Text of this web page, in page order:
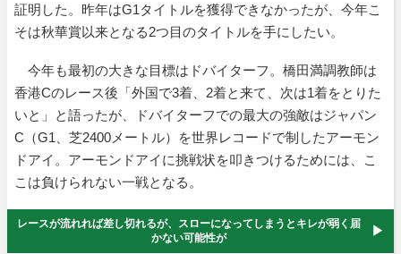
証明した。昨年はG1タイトルを獲得できなかったが、今年こ
そは秋華賞以来となる2つ目のタイトルを手にしたい。
今年も最初の大きな目標はドバイターフ。橋田満調教師は
香港Cのレース後「外国で3着、2着と来て、次は1着をとりた
いと」と語ったが、ドバイターフでの最大の強敵はジャパン
C（G1、芝2400メートル）を世界レコードで制したアーモン
ドアイ。アーモンドアイに挑戦状を叩きつけるためには、こ
こは負けられない一戦となる。
レースが流れれば差し切れるが、スローになってしまうとキレが弱く届
かない可能性が